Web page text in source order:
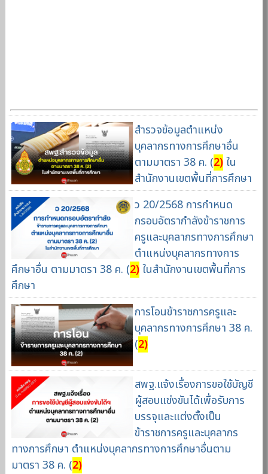
สำรวจข้อมูลตำแหน่ง
บุคลากรทางการศึกษาอื่น
ตามมาตรา 38 ค. (2)ใน
สำนักงานเขตพื้นที่การศึกษา
ว 20/2568 การกำหนด
กรอบอัตรากำลังข้าราชการ
ครูและบุคลากรทางการศึกษา
ตำแหน่งบุคลากรทางการ
ศึกษาอื่น ตามมาตรา 38 ค. (2)ในสำนักงานเขตพื้นที่การ
ศึกษา
การโอนข้าราชการครูและ
บุคลากรทางการศึกษา 38 ค.
(2)
สพฐ.แจ้งเรื่องการขอใช้บัญชี
ผู้สอบแข่งขันได้เพื่อรับการ
บรรจุและแต่งตั้งเป็น
ข้าราชการครูและบุคลากร
ทางการศึกษา ตำแหน่งบุคลากรทางการศึกษาอื่นตาม
มาตรา 38 ค. (2)